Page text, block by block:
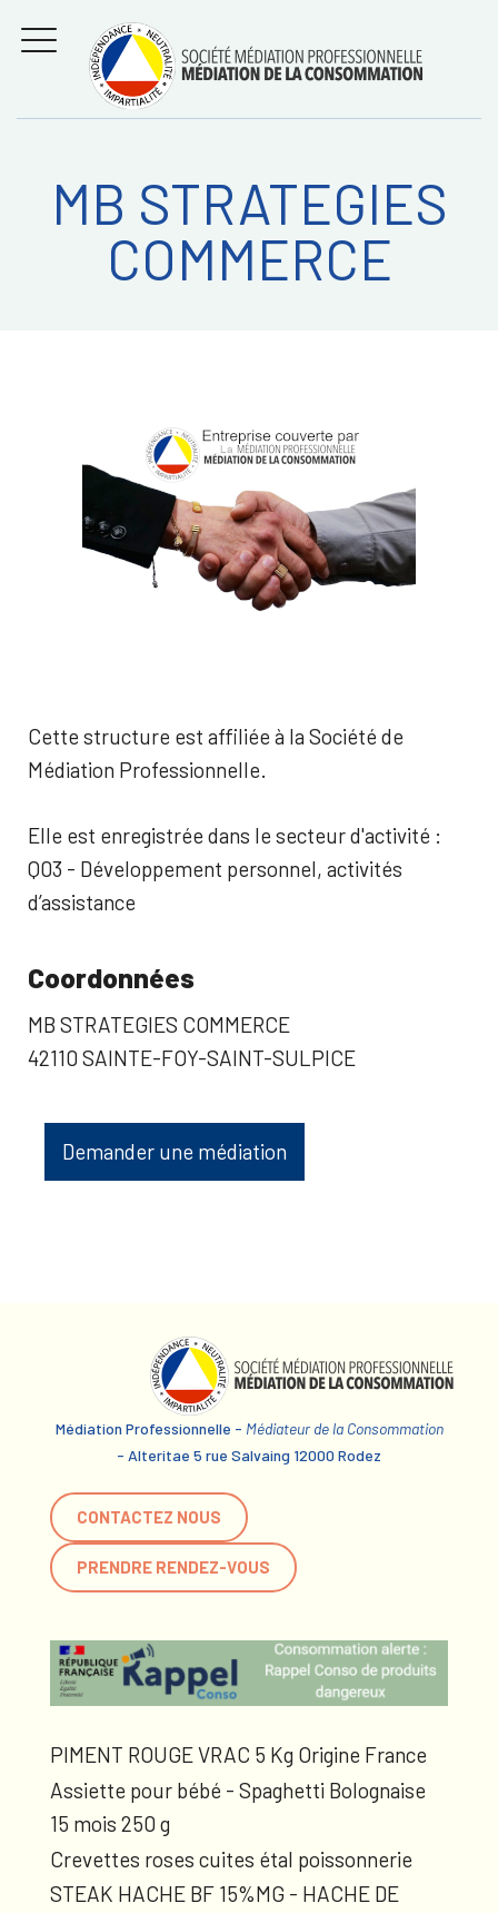
Régler les litiges
entre
consommateurs et
professionnels avec
la médiation de la
consommation
MENU
Recherche
MB STRATEGIES
COMMERCE
Cette structure est affiliée à la Société de
Médiation Professionnelle.
Elle est enregistrée dans le secteur d'activité :
Q03 - Développement personnel, activités
d’assistance
Coordonnées
MB STRATEGIES COMMERCE
42110 SAINTE-FOY-SAINT-SULPICE
Demander une médiation
Médiation Professionnelle - Médiateur de la Consommation
- Alteritae 5 rue Salvaing 12000 Rodez
CONTACTEZ NOUS
PRENDRE RENDEZ-VOUS
PIMENT ROUGE VRAC 5 Kg Origine France
Assiette pour bébé - Spaghetti Bolognaise
15 mois 250 g
Crevettes roses cuites étal poissonnerie
STEAK HACHE BF 15%MG - HACHE DE